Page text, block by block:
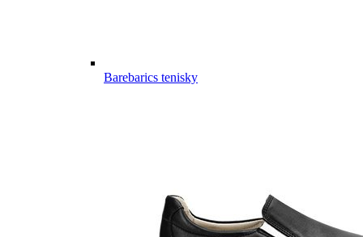
Barebarics tenisky